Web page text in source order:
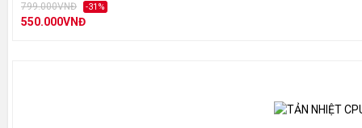
799.000VNĐ -31%
550.000VNĐ